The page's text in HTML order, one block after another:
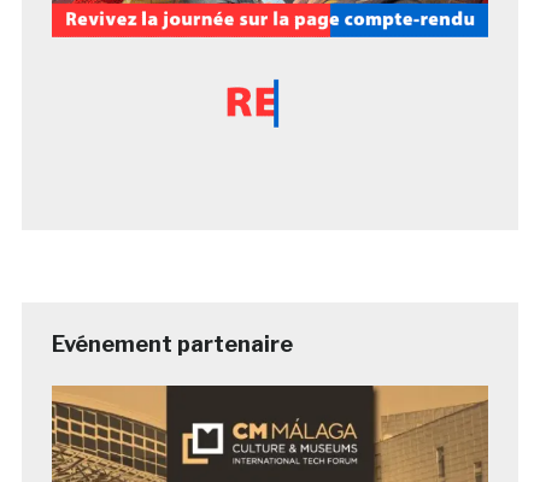
Evénement partenaire